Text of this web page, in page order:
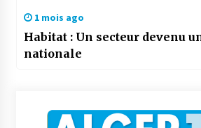
1 mois ago
Habitat : Un secteur devenu
nationale